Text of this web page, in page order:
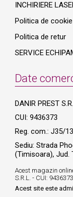
INCHIRIERE
Politica de cookie
Politica de retur
SERVICE
Date
DANIR PREST
CUI: 9436373
Reg. com.: J35/
Sediu: Strada
(Timisoara), Jud.
Acest magazin
S.R.L. - CUI: 9436373
Acest site este